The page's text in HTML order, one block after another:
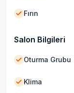
Fırın
Salon Bilgileri
Oturma Grubu
Klima